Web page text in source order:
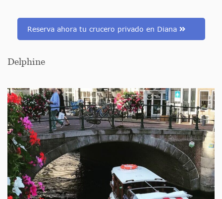
Reserva ahora tu crucero privado en Diana
Delphine